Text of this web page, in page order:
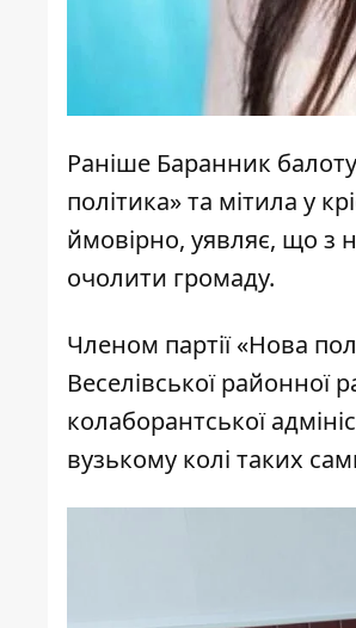
Раніше Баранник
політика» та мітила у
ймовірно, уявляє, що з
очолити громаду.
Членом партії «Нова
Веселівської районної
колаборантської
вузькому колі таких